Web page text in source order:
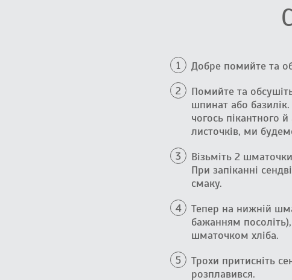
Добре помийте та
Помийте та
шпинат або
чогось пікантного
листочків, ми
Візьміть 2
При запіканні
смаку.
Тепер на нижній
бажанням
шматочком хліба.
Трохи притисніть
розплавився.